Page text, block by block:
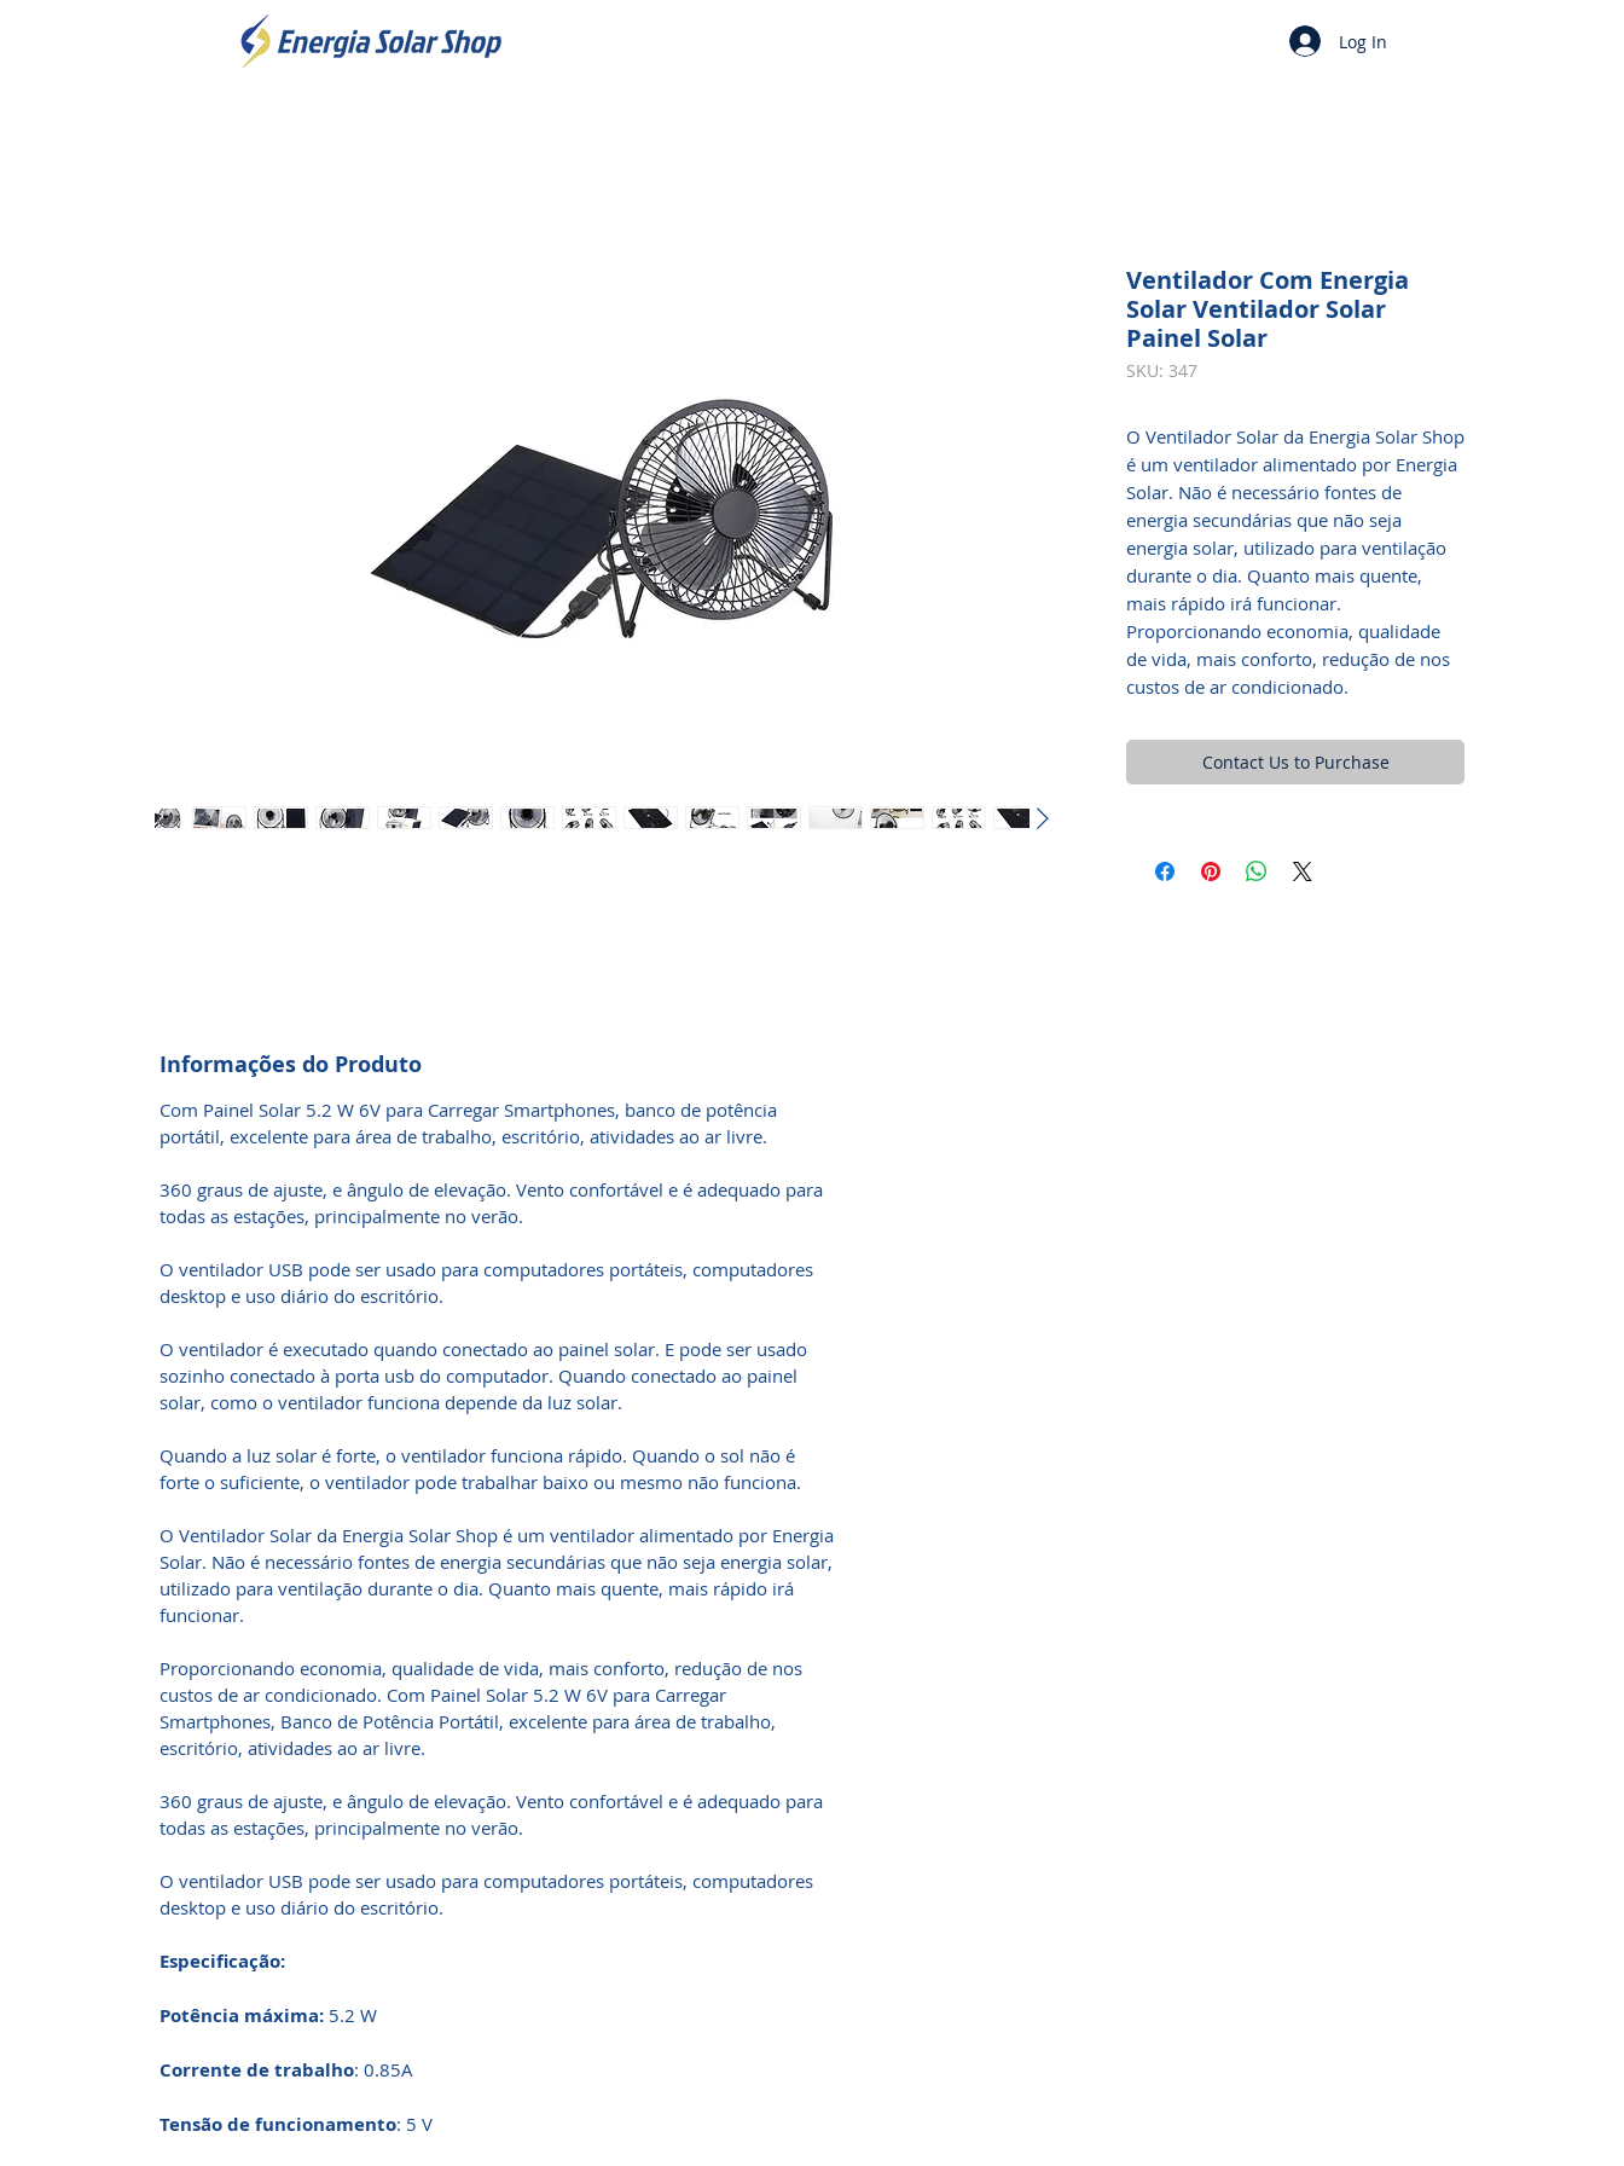
Log In
Ventilador Com Energia
Solar Ventilador Solar
Painel Solar
SKU: 347
O Ventilador Solar da Energia Solar Shop
é um ventilador alimentado por Energia
Solar. Não é necessário fontes de
energia secundárias que não seja
energia solar, utilizado para ventilação
durante o dia. Quanto mais quente,
mais rápido irá funcionar.
Proporcionando economia, qualidade
de vida, mais conforto, redução de nos
custos de ar condicionado.
Contact Us to Purchase
Informações do Produto
Com Painel Solar 5.2 W 6V para Carregar Smartphones, banco de potência
portátil, excelente para área de trabalho, escritório, atividades ao ar livre.
360 graus de ajuste, e ângulo de elevação. Vento confortável e é adequado para
todas as estações, principalmente no verão.
O ventilador USB pode ser usado para computadores portáteis, computadores
desktop e uso diário do escritório.
O ventilador é executado quando conectado ao painel solar. E pode ser usado
sozinho conectado à porta usb do computador. Quando conectado ao painel
solar, como o ventilador funciona depende da luz solar.
Quando a luz solar é forte, o ventilador funciona rápido. Quando o sol não é
forte o suficiente, o ventilador pode trabalhar baixo ou mesmo não funciona.
O Ventilador Solar da Energia Solar Shop é um ventilador alimentado por Energia
Solar. Não é necessário fontes de energia secundárias que não seja energia solar,
utilizado para ventilação durante o dia. Quanto mais quente, mais rápido irá
funcionar.
Proporcionando economia, qualidade de vida, mais conforto, redução de nos
custos de ar condicionado. Com Painel Solar 5.2 W 6V para Carregar
Smartphones, Banco de Potência Portátil, excelente para área de trabalho,
escritório, atividades ao ar livre.
360 graus de ajuste, e ângulo de elevação. Vento confortável e é adequado para
todas as estações, principalmente no verão.
O ventilador USB pode ser usado para computadores portáteis, computadores
desktop e uso diário do escritório.
Especificação:
Potência máxima: 5.2 W
Corrente de trabalho: 0.85A
Tensão de funcionamento: 5 V